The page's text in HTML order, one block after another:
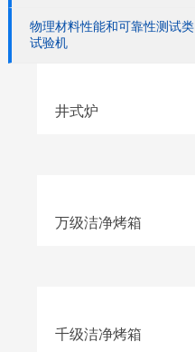
物理材料性能和可靠性测试类
试验机
井式炉
万级洁净烤箱
千级洁净烤箱